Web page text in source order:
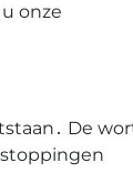
onze
De